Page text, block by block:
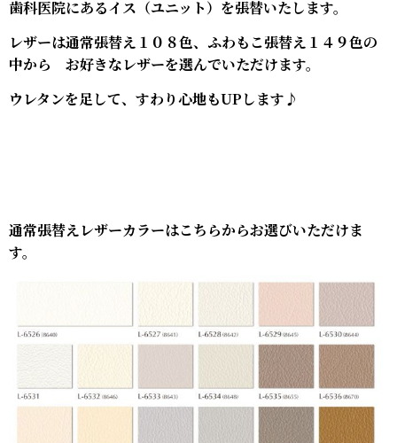
歯科医院にあるイス（ユニット）を張替いたします。
レザーは通常張替え１０８色、ふわもこ張替え１４９色の
中から お好きなレザーを選んでいただけます。
ウレタンを足して、すわり心地もUPします♪
通常張替えレザーカラーはこちらからお選びいただけま
す。